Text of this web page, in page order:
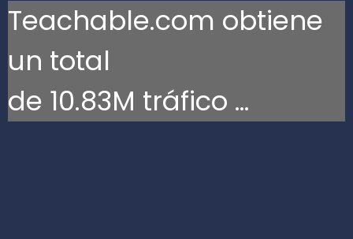
Teachable.com obtiene
un total
de 10.83M tráfico …